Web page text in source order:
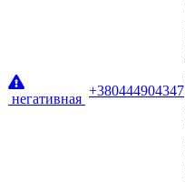
негативная
+380444904347